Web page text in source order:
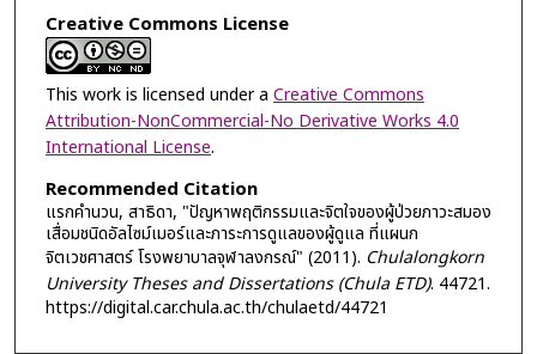
Creative Commons License
This work is licensed under a Creative Commons
Attribution-NonCommercial-No Derivative Works 4.0
International License.
Recommended Citation
แรกคำนวน, สาธิดา, "ปัญหาพฤติกรรมและจิตใจของผู้ป่วยภาวะสมอง
เสื่อมชนิดอัลไซม์เมอร์และภาระการดูแลของผู้ดูแล ที่แผนก
จิตเวชศาสตร์ โรงพยาบาลจุฬาลงกรณ์" (2011). Chulalongkorn
University Theses and Dissertations (Chula ETD). 44721.
https://digital.car.chula.ac.th/chulaetd/44721